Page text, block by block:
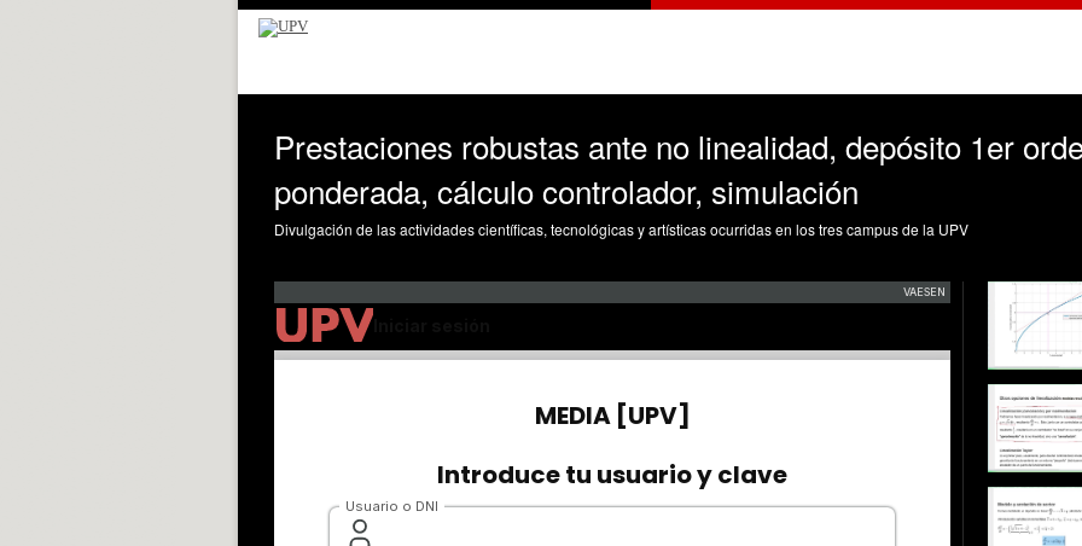
Prestaciones robustas ante no linealidad, depósito 1er
ponderada, cálculo controlador, simulación
Divulgación de las actividades científicas, tecnológicas y artísticas ocurridas en los tres campus de la UPV